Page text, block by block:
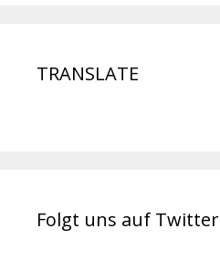
TRANSLATE
Folgt uns auf Twitter